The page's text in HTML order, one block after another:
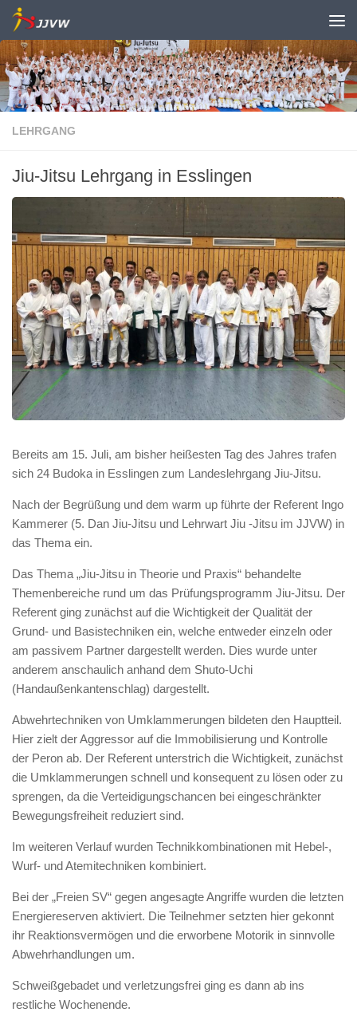
Zum Inhalt springen
LEHRGANG
Jiu-Jitsu Lehrgang in Esslingen
Bereits am 15. Juli, am bisher heißesten Tag des Jahres trafen
sich 24 Budoka in Esslingen zum Landeslehrgang Jiu-Jitsu.
Nach der Begrüßung und dem warm up führte der Referent Ingo
Kammerer (5. Dan Jiu-Jitsu und Lehrwart Jiu -Jitsu im JJVW) in
das Thema ein.
Das Thema „Jiu-Jitsu in Theorie und Praxis“ behandelte
Themenbereiche rund um das Prüfungsprogramm Jiu-Jitsu. Der
Referent ging zunächst auf die Wichtigkeit der Qualität der
Grund- und Basistechniken ein, welche entweder einzeln oder
am passivem Partner dargestellt werden. Dies wurde unter
anderem anschaulich anhand dem Shuto-Uchi
(Handaußenkantenschlag) dargestellt.
Abwehrtechniken von Umklammerungen bildeten den Hauptteil.
Hier zielt der Aggressor auf die Immobilisierung und Kontrolle
der Peron ab. Der Referent unterstrich die Wichtigkeit, zunächst
die Umklammerungen schnell und konsequent zu lösen oder zu
sprengen, da die Verteidigungschancen bei eingeschränkter
Bewegungsfreiheit reduziert sind.
Im weiteren Verlauf wurden Technikkombinationen mit Hebel-,
Wurf- und Atemitechniken kombiniert.
Bei der „Freien SV“ gegen angesagte Angriffe wurden die letzten
Energiereserven aktiviert. Die Teilnehmer setzten hier gekonnt
ihr Reaktionsvermögen und die erworbene Motorik in sinnvolle
Abwehrhandlungen um.
Schweißgebadet und verletzungsfrei ging es dann ab ins
restliche Wochenende.